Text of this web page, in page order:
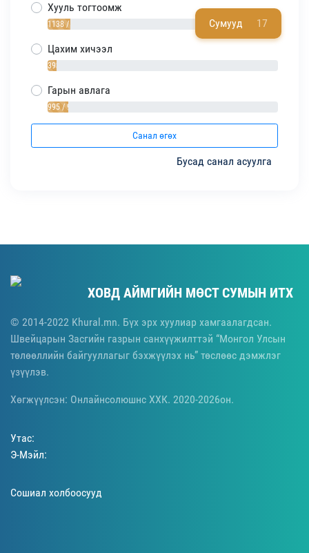
Сумууд 17
Хууль тогтоомж
1138 / 10%
Цахим хичээл
393 / 4%
Гарын авлага
995 / 9%
Санал өгөх
Бусад санал асуулга
ХОВД АЙМГИЙН МӨСТ СУМЫН ИТХ
© 2014-2022 Khural.mn. Бүх эрх хуулиар хамгаалагдсан.
Швейцарын Засгийн газрын санхүүжилттэй “Монгол Улсын
төлөөллийн байгууллагыг бэхжүүлэх нь” төслөөс дэмжлэг
үзүүлэв.
Хөгжүүлсэн: Онлайнсолюшнс ХХК. 2020-2026он.
Утас:
Э-Мэйл:
Сошиал холбоосууд